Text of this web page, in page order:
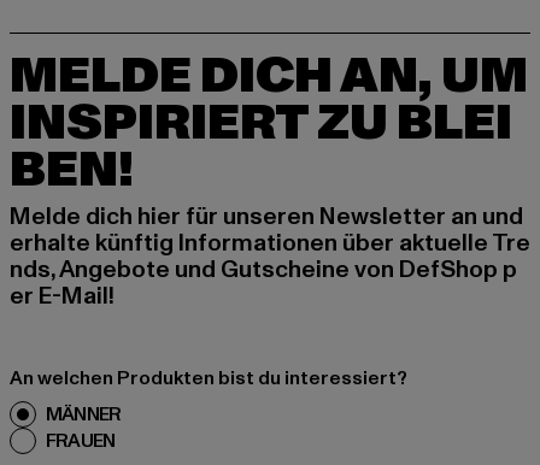
MELDE DICH AN, UM
INSPIRIERT ZU BLEI
BEN!
Melde dich hier für unseren Newsletter an und
erhalte künftig Informationen über aktuelle Tre
nds, Angebote und Gutscheine von DefShop p
er E-Mail!
An welchen Produkten bist du interessiert?
MÄNNER
FRAUEN